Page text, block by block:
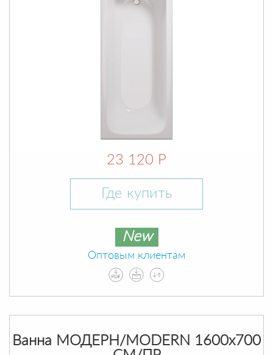
23 120 Р
Где купить
New
Оптовым клиентам
Ванна МОДЕРН/MODERN 1600х700